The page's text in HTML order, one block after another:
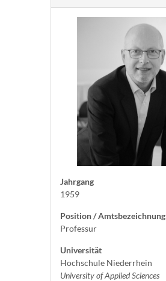
Jahrgang
1959
Position / Amtsbezeichnung
Professur
Universität
Hochschule Niederrhein
University of Applied Sciences